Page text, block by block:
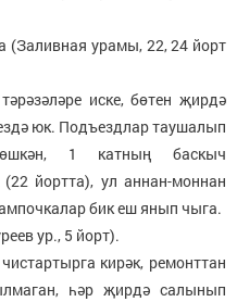
(Заливная урамы, 22, 24 йорт
иске, бөтен җирдә
юк. Подъездлар таушалып
1 катның баскыч
йортта), ул аннан-моннан
бик еш янып чыга.
ур., 5 йорт).
кирәк, ремонттан
һәр җирдә салынып